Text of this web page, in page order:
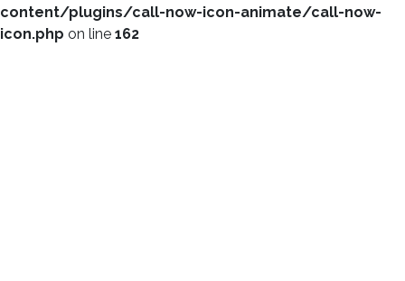
content/plugins/call-now-icon-animate/call-now-
icon.php on line 162